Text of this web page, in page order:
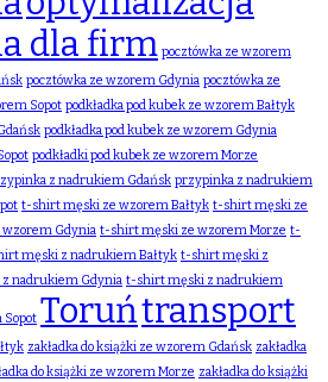
dla firm pocztówka ze wzorem
pocztówka ze wzorem Gdynia pocztówka ze
Sopot podkładka pod kubek ze wzorem Bałtyk
podkładka pod kubek ze wzorem Gdynia
podkładki pod kubek ze wzorem Morze
z nadrukiem Gdańsk przypinka z nadrukiem
t-shirt męski ze wzorem Bałtyk t-shirt męski ze
Gdynia t-shirt męski ze wzorem Morze t-
męski z nadrukiem Bałtyk t-shirt męski z
nadrukiem Gdynia t-shirt męski z nadrukiem
Toruńtransport
zakładka do książki ze wzorem Gdańsk zakładka
do książki ze wzorem Morze zakładka do książki